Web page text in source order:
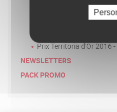
Cité épiscopale d'Albi -
Cité épiscopale d'Albi -
Prix Territoria d'Or 2016
NEWSLETTERS
PACK PROMO